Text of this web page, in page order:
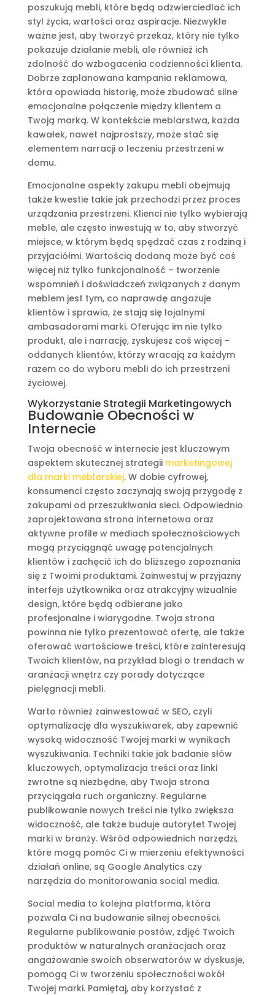
poszukują mebli, które będą odzwierciedlać ich
styl życia, wartości oraz aspiracje. Niezwykle
ważne jest, aby tworzyć przekaz, który nie tylko
pokazuje działanie mebli, ale również ich
zdolność do wzbogacenia codzienności klienta.
Dobrze zaplanowana kampania reklamowa,
która opowiada historię, może zbudować silne
emocjonalne połączenie między klientem a
Twoją marką. W kontekście meblarstwa, każda
kawałek, nawet najprostszy, może stać się
elementem narracji o leczeniu przestrzeni w
domu.
Emocjonalne aspekty zakupu mebli obejmują
także kwestie takie jak przechodzi przez proces
urządzania przestrzeni. Klienci nie tylko wybierają
meble, ale często inwestują w to, aby stworzyć
miejsce, w którym będą spędzać czas z rodziną i
przyjaciółmi. Wartością dodaną może być coś
więcej niż tylko funkcjonalność – tworzenie
wspomnień i doświadczeń związanych z danym
meblem jest tym, co naprawdę angażuje
klientów i sprawia, że stają się lojalnymi
ambasadorami marki. Oferując im nie tylko
produkt, ale i narrację, zyskujesz coś więcej –
oddanych klientów, którzy wracają za każdym
razem co do wyboru mebli do ich przestrzeni
życiowej.
Wykorzystanie Strategii Marketingowych
Budowanie Obecności w
Internecie
Twoja obecność w internecie jest kluczowym
aspektem skutecznej strategii marketingowej
dla marki meblarskiej. W dobie cyfrowej,
konsumenci często zaczynają swoją przygodę z
zakupami od przeszukiwania sieci. Odpowiednio
zaprojektowana strona internetowa oraz
aktywne profile w mediach społecznościowych
mogą przyciągnąć uwagę potencjalnych
klientów i zachęcić ich do bliższego zapoznania
się z Twoimi produktami. Zainwestuj w przyjazny
interfejs użytkownika oraz atrakcyjny wizualnie
design, które będą odbierane jako
profesjonalne i wiarygodne. Twoja strona
powinna nie tylko prezentować ofertę, ale także
oferować wartościowe treści, które zainteresują
Twoich klientów, na przykład blogi o trendach w
aranżacji wnętrz czy porady dotyczące
pielęgnacji mebli.
Warto również zainwestować w SEO, czyli
optymalizację dla wyszukiwarek, aby zapewnić
wysoką widoczność Twojej marki w wynikach
wyszukiwania. Techniki takie jak badanie słów
kluczowych, optymalizacja treści oraz linki
zwrotne są niezbędne, aby Twoja strona
przyciągała ruch organiczny. Regularne
publikowanie nowych treści nie tylko zwiększa
widoczność, ale także buduje autorytet Twojej
marki w branży. Wśród odpowiednich narzędzi,
które mogą pomóc Ci w mierzeniu efektywności
działań online, są Google Analytics czy
narzędzia do monitorowania social media.
Social media to kolejna platforma, która
pozwala Ci na budowanie silnej obecności.
Regularne publikowanie postów, zdjęć Twoich
produktów w naturalnych aranżacjach oraz
angażowanie swoich obserwatorów w dyskusje,
pomogą Ci w tworzeniu społeczności wokół
Twojej marki. Pamiętaj, aby korzystać z